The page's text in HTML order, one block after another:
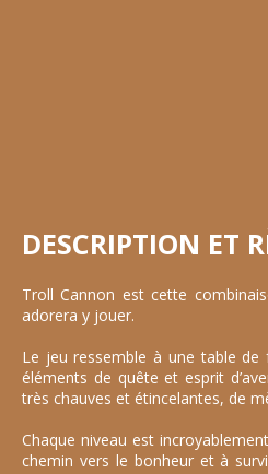
DESCRIPTION ET
Troll Cannon est cette
adorera y jouer.
Le jeu ressemble à une table
éléments de quête et esprit
très chauves et étincelantes, de
Chaque niveau est
chemin vers le bonheur et à